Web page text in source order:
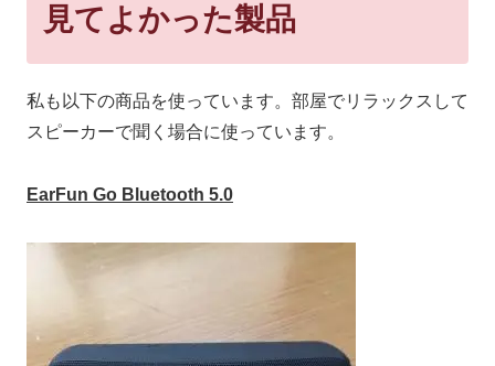
見てよかった製品
私も以下の商品を使っています。部屋でリラックスして
スピーカーで聞く場合に使っています。
EarFun Go Bluetooth 5.0